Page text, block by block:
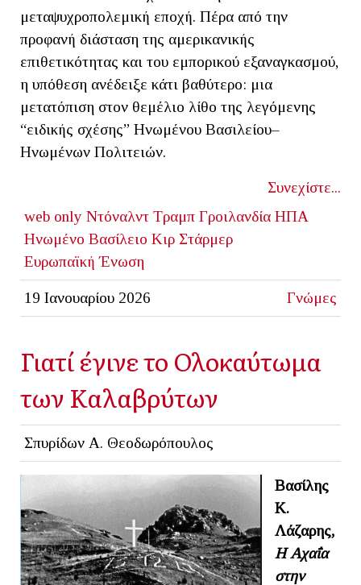
μεταψυχροπολεμική εποχή. Πέρα από την
προφανή διάσταση της αμερικανικής
επιθετικότητας και του εμπορικού εξαναγκασμού,
η υπόθεση ανέδειξε κάτι βαθύτερο: μια
μετατόπιση στον θεμέλιο λίθο της λεγόμενης
“ειδικής σχέσης” Ηνωμένου Βασιλείου–
Ηνωμένων Πολιτειών.
Συνεχίστε...
web only Ντόναλντ Τραμπ Γροιλανδία ΗΠΑ
Ηνωμένο Βασίλειο Κιρ Στάρμερ
Ευρωπαϊκή Ένωση
19 Ιανουαρίου 2026 Γνώμες
Γιατί έγινε το Ολοκαύτωμα
των Καλαβρύτων
Σπυρίδων Α. Θεοδωρόπουλος
Βασίλης
Κ.
Λάζαρης,
Η Αχαΐα
στην